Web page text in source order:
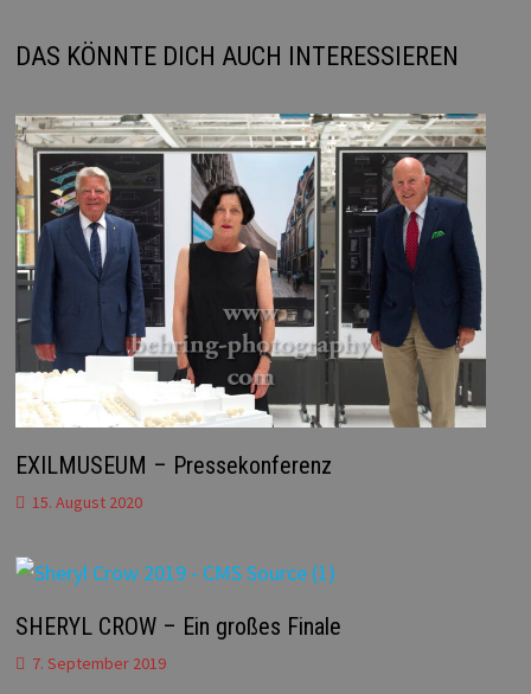
DAS KÖNNTE DICH AUCH INTERESSIEREN
EXILMUSEUM – Pressekonferenz
15. August 2020
SHERYL CROW – Ein großes Finale
7. September 2019